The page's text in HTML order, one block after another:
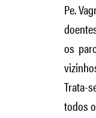
Pe.
os
Trata-
todos